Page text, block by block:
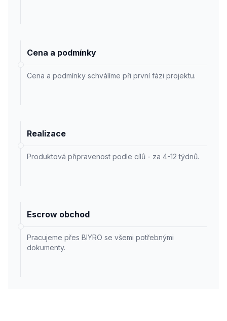
Cena a podmínky
Cena a podmínky schválíme při první fázi projektu.
Realizace
Produktová připravenost podle cílů - za 4-12 týdnů.
Escrow obchod
Pracujeme přes BIYRO se všemi potřebnými
dokumenty.